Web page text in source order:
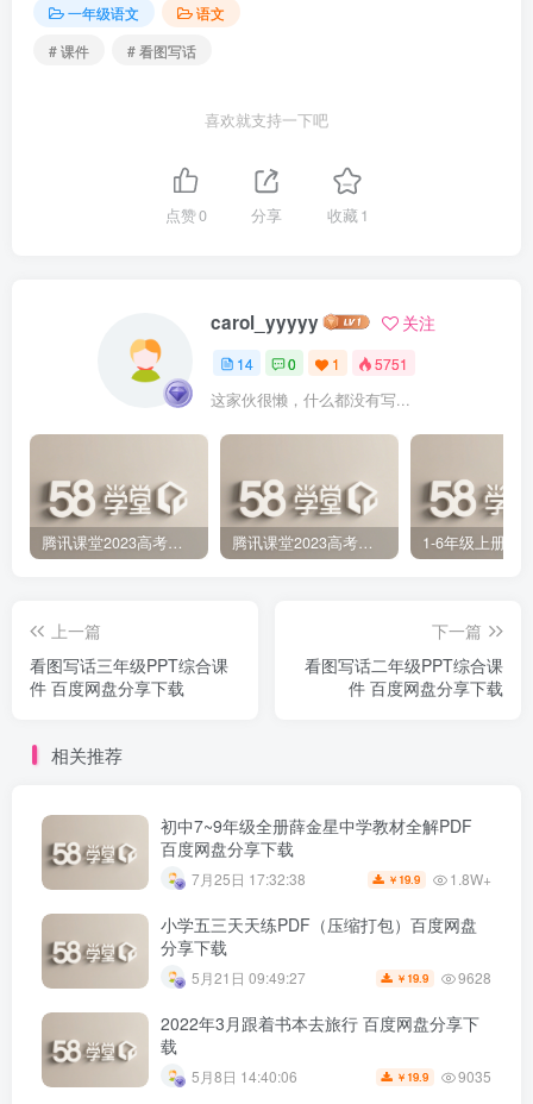
一年级语文
语文
# 课件
# 看图写话
喜欢就支持一下吧
点赞0 分享 收藏1
carol_yyyyy 关注
14 0 1 5751
这家伙很懒，什么都没有写...
腾讯课堂2023高考数学王梦抒一轮复习（高三）百度网盘分享下载 腾讯课堂2023高考数学宋超录播课（高三）百度网盘分享下载
上一篇
看图写话三年级PPT综合课
件 百度网盘分享下载
下一篇
看图写话二年级PPT综合课
件 百度网盘分享下载
相关推荐
初中7~9年级全册薛金星中学教材全解PDF
百度网盘分享下载
7月25日 17:32:38 ￥ 19.9 1.8W+
小学五三天天练PDF（压缩打包）百度网盘
分享下载
5月21日 09:49:27 ￥ 19.9 9628
2022年3月跟着书本去旅行 百度网盘分享下
载
5月8日 14:40:06 ￥ 19.9 9035